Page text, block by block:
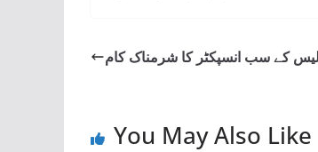
کے سب انسپکٹر کا شرمناک کام
You May Also Like